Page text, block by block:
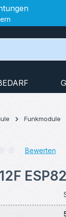
Funkmodule
Bewerten